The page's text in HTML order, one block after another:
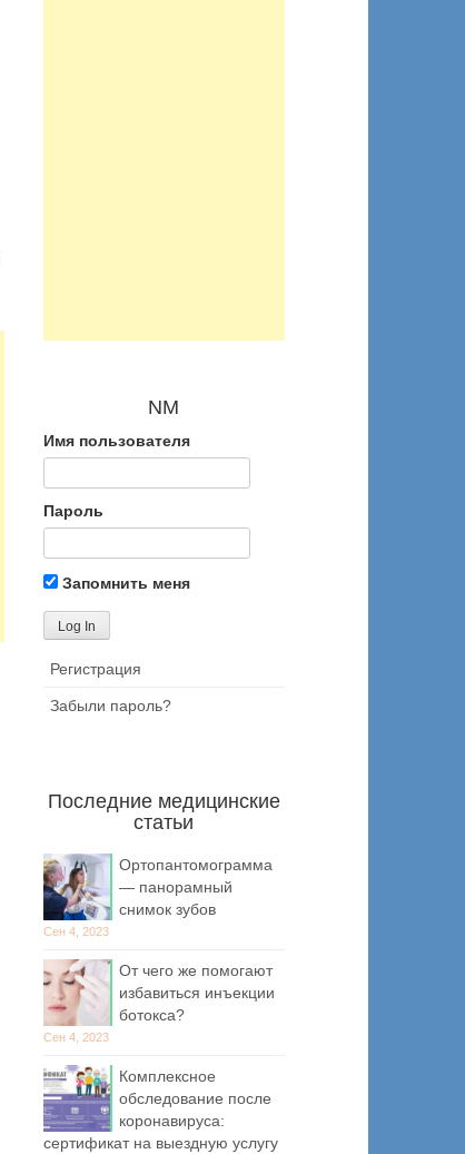
NM
Имя пользователя
Пароль
Запомнить меня
Регистрация
Забыли пароль?
Последние медицинские
статьи
Ортопантомограмма
— панорамный
снимок зубов
Сен 4, 2023
От чего же помогают
избавиться инъекции
ботокса?
Сен 4, 2023
Комплексное
обследование после
коронавируса:
сертификат на выездную услугу